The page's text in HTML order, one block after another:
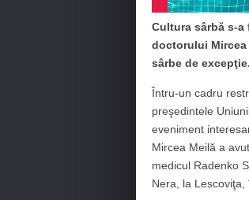
Cultura sârbă s-
doctorului Mircea
sârbe de excepţie.
Întru-un cadru
preşedintele
eveniment
Mircea Meilă a
medicul Radenko
Nera, la